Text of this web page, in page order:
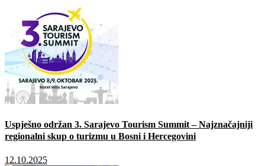
Uspješno održan 3. Sarajevo Tourism Summit – Najznačajniji
regionalni skup o turizmu u Bosni i Hercegovini
12.10.2025